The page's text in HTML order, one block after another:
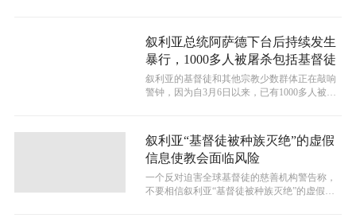
叙利亚总统阿萨德下台后持续发生
暴行，1000多人被屠杀包括基督徒
叙利亚的基督徒和其他宗教少数群体正在敲响
警钟，因为自3月6日以来，已有1000多人被杀
叙利亚“基督徒被种族灭绝”的虚假
信息使教会面临风险
一个反对迫害全球基督徒的慈善机构警告称，
不要相信叙利亚“基督徒被种族灭绝”的虚假报